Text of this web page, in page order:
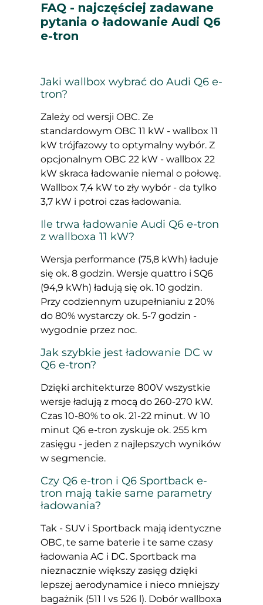
FAQ - najczęściej zadawane
pytania o ładowanie Audi Q6
e-tron
Jaki wallbox wybrać do Audi Q6 e-
tron?
Zależy od wersji OBC. Ze
standardowym OBC 11 kW - wallbox 11
kW trójfazowy to optymalny wybór. Z
opcjonalnym OBC 22 kW - wallbox 22
kW skraca ładowanie niemal o połowę.
Wallbox 7,4 kW to zły wybór - da tylko
3,7 kW i potroi czas ładowania.
Ile trwa ładowanie Audi Q6 e-tron
z wallboxa 11 kW?
Wersja performance (75,8 kWh) ładuje
się ok. 8 godzin. Wersje quattro i SQ6
(94,9 kWh) ładują się ok. 10 godzin.
Przy codziennym uzupełnianiu z 20%
do 80% wystarczy ok. 5-7 godzin -
wygodnie przez noc.
Jak szybkie jest ładowanie DC w
Q6 e-tron?
Dzięki architekturze 800V wszystkie
wersje ładują z mocą do 260-270 kW.
Czas 10-80% to ok. 21-22 minut. W 10
minut Q6 e-tron zyskuje ok. 255 km
zasięgu - jeden z najlepszych wyników
w segmencie.
Czy Q6 e-tron i Q6 Sportback e-
tron mają takie same parametry
ładowania?
Tak - SUV i Sportback mają identyczne
OBC, te same baterie i te same czasy
ładowania AC i DC. Sportback ma
nieznacznie większy zasięg dzięki
lepszej aerodynamice i nieco mniejszy
bagażnik (511 l vs 526 l). Dobór wallboxa